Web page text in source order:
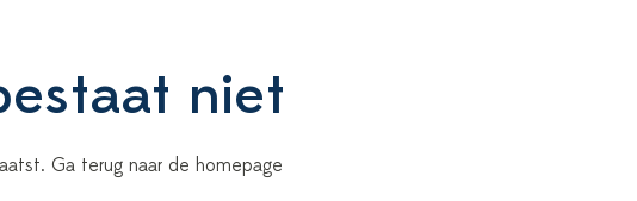
niet
Ga terug naar de homepage